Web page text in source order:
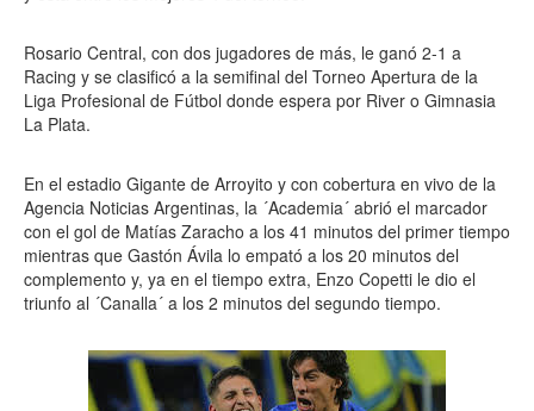
Rosario Central, con dos jugadores de más, le ganó 2-1 a
Racing y se clasificó a la semifinal del Torneo Apertura de la
Liga Profesional de Fútbol donde espera por River o Gimnasia
La Plata.
En el estadio Gigante de Arroyito y con cobertura en vivo de la
Agencia Noticias Argentinas, la ´Academia´ abrió el marcador
con el gol de Matías Zaracho a los 41 minutos del primer tiempo
mientras que Gastón Ávila lo empató a los 20 minutos del
complemento y, ya en el tiempo extra, Enzo Copetti le dio el
triunfo al ´Canalla´ a los 2 minutos del segundo tiempo.